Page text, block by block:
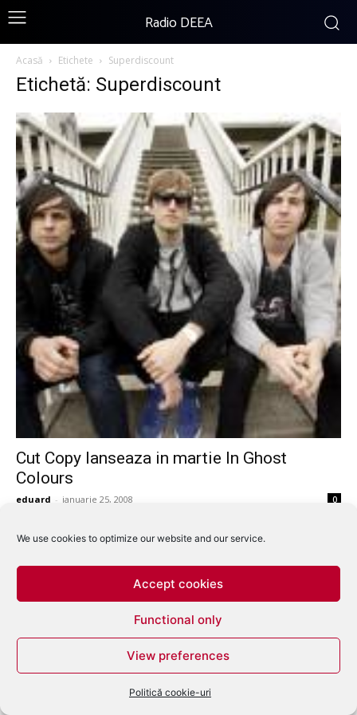
We use cookies to optimize our website and our service.
Accept cookies
Functional only
View preferences
Politică cookie-uri
Radio DEEA
Acasă Etichete Superdiscount
Etichetă: Superdiscount
Cut Copy lanseaza in martie In Ghost
Colours
eduard - ianuarie 25, 2008 0